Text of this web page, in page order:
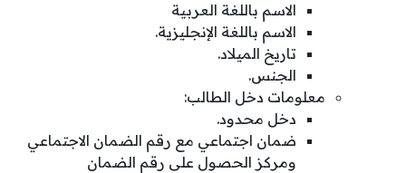
الاسم باللغة العربية
الاسم باللغة الإنجليزية.
تاريخ الميلاد.
الجنس.
معلومات دخل الطالب:
دخل محدود.
ضمان اجتماعي مع رقم الضمان الاجتماعي
ومركز الحصول على رقم الضمان